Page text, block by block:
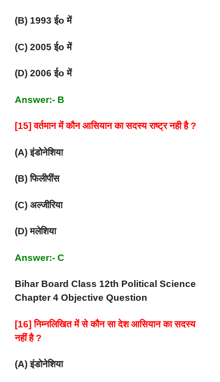
(B) 1993 ईo में
(C) 2005 ईo में
(D) 2006 ईo में
Answer:- B
[15] वर्तमान में कौन आसियान का सदस्य राष्ट्र नही है ?
(A) इंडोनेशिया
(B) फिलीपींस
(C) अल्जीरिया
(D) मलेशिया
Answer:- C
Bihar Board Class 12th Political Science
Chapter 4 Objective Question
[16] निम्नलिखित में से कौन सा देश आसियान का सदस्य
नहीं है ?
(A) इंडोनेशिया